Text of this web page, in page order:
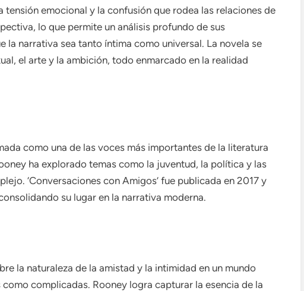
emocional y la confusión que rodea las relaciones de
lo que permite un análisis profundo de sus
la narrativa sea tanto íntima como universal. La novela se
el arte y la ambición, todo enmarcado en la realidad
como una de las voces más importantes de la literatura
ha explorado temas como la juventud, la política y las
‘Conversaciones con Amigos’ fue publicada en 2017 y
su lugar en la narrativa moderna.
la naturaleza de la amistad y la intimidad en un mundo
complicadas. Rooney logra capturar la esencia de la